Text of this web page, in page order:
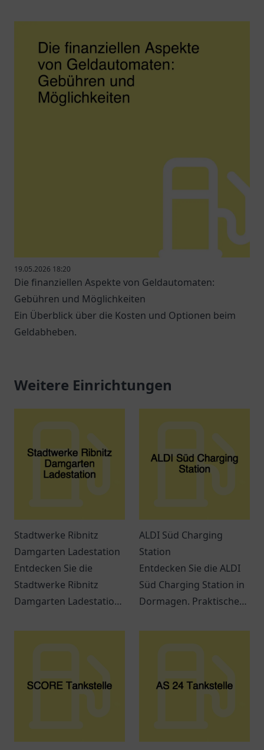
19.05.2026 18:20
Die finanziellen Aspekte von Geldautomaten:
Gebühren und Möglichkeiten
Ein Überblick über die Kosten und Optionen beim
Geldabheben.
Weitere Einrichtungen
Stadtwerke Ribnitz
Damgarten Ladestation
Entdecken Sie die
Stadtwerke Ribnitz
Damgarten Ladestation
benutzerfreundliche
Ribnitz-Damgarten.
ALDI Süd Charging
Station
Entdecken Sie die ALDI
Süd Charging Station in
Dormagen. Praktische
Elektrofahrzeuge und
erwarten Sie.